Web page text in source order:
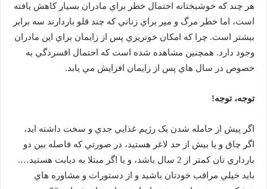
هر چند که خوشبختانه احتمال خطر براي مادران بسيار کاهش يافته
است، اما خطر مرگ و مير براي زناني که چند قلو باردارند سه برابر
بيشتر است. چرا که امکان خونريزي پس از زايمان براي اين مادران
وجود دارد. همچنين مشاهده شده است که احتمال افسردگي به
خصوص در سال هاي پس از زايمان افزايش مي يابد.
توجه، توجه!
اگر پيش از حامله شدن يک رژيم غذايي جدي و سخت داشته ايد،
اگر چاق و يا بيش از حد لاغر هستيد، در صورتي که فاصله بين دو
بارداري تان کمتر از 2 سال باشد، و يا اگر مبتلا به ديابت هستيد….
بايد خيلي مراقب خودتان باشيد و از دستورات و مشاوره هاي